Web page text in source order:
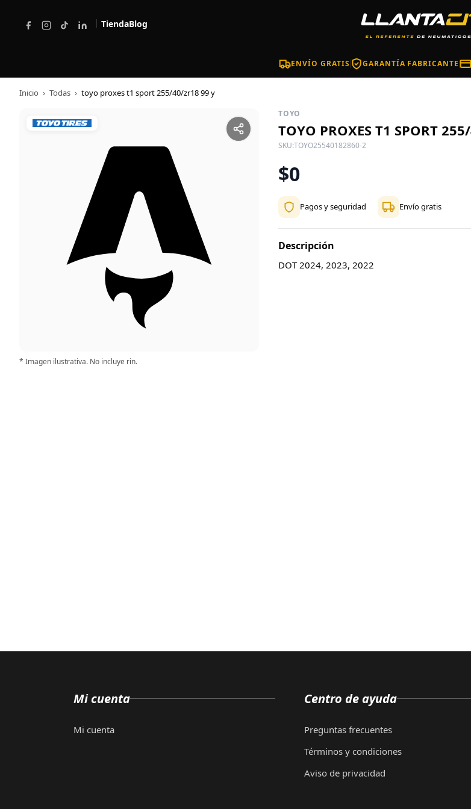
| TiendaBlog
ENVÍO GRATIS GARANTÍA FABRICANTE
Inicio › Todas › toyo proxes t1 sport 255/40/zr18 99 y
* Imagen ilustrativa. No incluye rin.
TOYO
TOYO PROXES T1 SPORT
SKU:TOYO25540182860-2
$0
Pagos y seguridad Envío gratis
Descripción
DOT 2024, 2023, 2022
Mi cuenta
Mi cuenta
Centro de ayuda
Preguntas frecuentes
Términos y condiciones
Aviso de privacidad